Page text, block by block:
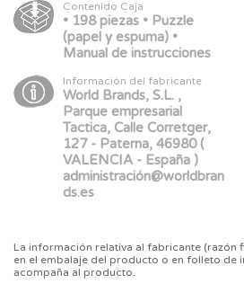
Contenido Caja
• 198 piezas • Puzzle
(papel y espuma) •
Manual de instrucciones
Información del fabricante
World Brands, S.L. ,
Parque empresarial
Tactica, Calle Corretger,
127 - Paterna, 46980 (
VALENCIA - España )
administración@worldbran
ds.es
La información relativa al fabricante (razón
en el embalaje del producto o en folleto de
acompaña al producto.